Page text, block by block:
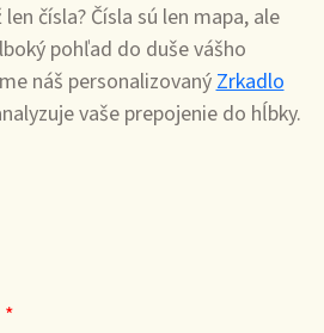
čísla? Čísla sú len mapa, ale
pohľad do duše vášho
náš personalizovaný Zrkadlo
vaše prepojenie do hĺbky.
*